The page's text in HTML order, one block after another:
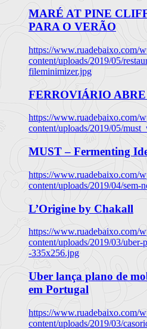
MARÉ AT PINE
PARA O VERÃO
https://www.ruadebaixo.com/
content/uploads/2019/05/
fileminimizer.jpg
FERROVIÁRIO
https://www.ruadebaixo.com/
content/uploads/2019/05/
MUST – Fermenting
https://www.ruadebaixo.com/
content/uploads/2019/04/sem-
L’Origine by Chakall
https://www.ruadebaixo.com/
content/uploads/2019/03/
-335x256.jpg
Uber lança plano de
em Portugal
https://www.ruadebaixo.com/
content/uploads/2019/03/